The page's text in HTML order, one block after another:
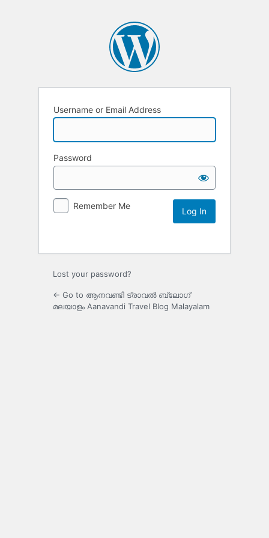
Username or Email Address
Password
Remember Me
Lost your password?
← Go to ആനവണ്ടി ട്രാവൽ ബ്ലോഗ്
മലയാളം Aanavandi Travel Blog Malayalam